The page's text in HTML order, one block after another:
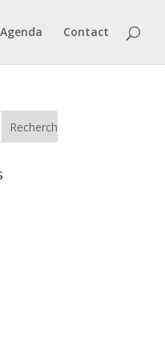
Agenda Contact